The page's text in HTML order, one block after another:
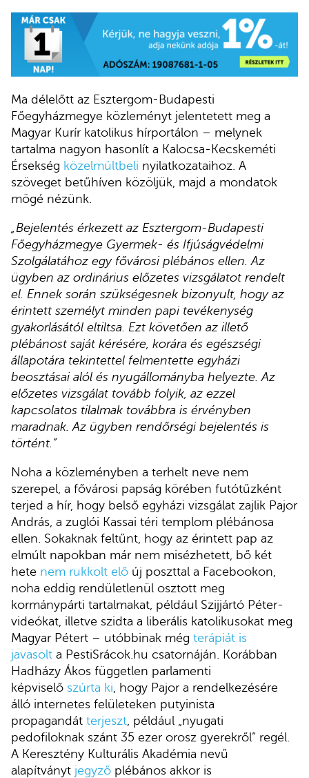
Ma délelőtt az Esztergom-Budapesti
Főegyházmegye közleményt jelentetett meg a
Magyar Kurír katolikus hírportálon – melynek
tartalma nagyon hasonlít a Kalocsa-Kecskeméti
Érsekség közelmúltbeli nyilatkozataihoz. A
szöveget betűhíven közöljük, majd a mondatok
mögé nézünk.
„Bejelentés érkezett az Esztergom-Budapesti
Főegyházmegye Gyermek- és Ifjúságvédelmi
Szolgálatához egy fővárosi plébános ellen. Az
ügyben az ordinárius előzetes vizsgálatot rendelt
el. Ennek során szükségesnek bizonyult, hogy az
érintett személyt minden papi tevékenység
gyakorlásától eltiltsa. Ezt követően az illető
plébánost saját kérésére, korára és egészségi
állapotára tekintettel felmentette egyházi
beosztásai alól és nyugállományba helyezte. Az
előzetes vizsgálat tovább folyik, az ezzel
kapcsolatos tilalmak továbbra is érvényben
maradnak. Az ügyben rendőrségi bejelentés is
történt.”
Noha a közleményben a terhelt neve nem
szerepel, a fővárosi papság körében futótűzként
terjed a hír, hogy belső egyházi vizsgálat zajlik Pajor
András, a zuglói Kassai téri templom plébánosa
ellen. Sokaknak feltűnt, hogy az érintett pap az
elmúlt napokban már nem misézhetett, bő két
hete nem rukkolt elő új poszttal a Facebookon,
noha eddig rendületlenül osztott meg
kormánypárti tartalmakat, például Szijjártó Péter-
videókat, illetve szidta a liberális katolikusokat meg
Magyar Pétert – utóbbinak még terápiát is
javasolt a PestiSrácok.hu csatornáján. Korábban
Hadházy Ákos független parlamenti
képviselő szúrta ki , hogy Pajor a rendelkezésére
álló internetes felületeken putyinista
propagandát terjeszt , például „nyugati
pedofiloknak szánt 35 ezer orosz gyerekről” regél.
A Keresztény Kulturális Akadémia nevű
alapítványt jegyző plébános akkor is